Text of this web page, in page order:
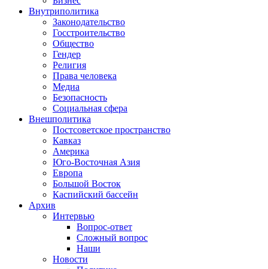
Внутриполитика
Законодательство
Госстроительство
Общество
Гендер
Религия
Права человека
Медиа
Безопасность
Социальная сфера
Внешполитика
Постсоветское пространство
Кавказ
Америка
Юго-Восточная Азия
Европа
Большой Восток
Каспийский бассейн
Архив
Интервью
Вопрос-ответ
Сложный вопрос
Наши
Новости